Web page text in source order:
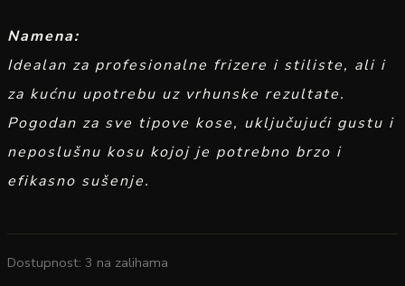
Namena:
Idealan za profesionalne frizere i stiliste, ali i
za kućnu upotrebu uz vrhunske rezultate.
Pogodan za sve tipove kose, uključujući gustu i
neposlušnu kosu kojoj je potrebno brzo i
efikasno sušenje.
Dostupnost: 3 na zalihama